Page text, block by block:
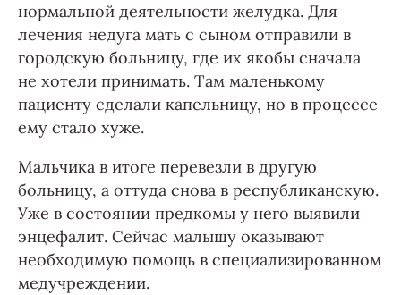
нормальной деятельности желудка. Для
лечения недуга мать с сыном отправили в
городскую больницу, где их якобы сначала
не хотели принимать. Там маленькому
пациенту сделали капельницу, но в процессе
ему стало хуже.
Мальчика в итоге перевезли в другую
больницу, а оттуда снова в республиканскую.
Уже в состоянии предкомы у него выявили
энцефалит. Сейчас малышу оказывают
необходимую помощь в специализированном
медучреждении.